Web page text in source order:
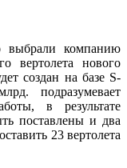
компанию
вертолета нового
создан на базе S-
подразумевает
в результате
поставлены и два
23 вертолета